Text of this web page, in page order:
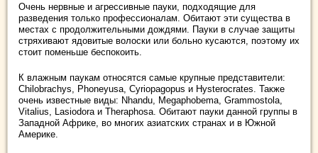
Очень нервные и агрессивные пауки, подходящие для
разведения только профессионалам. Обитают эти существа в
местах с продолжительными дождями. Пауки в случае защиты
стряхивают ядовитые волоски или больно кусаются, поэтому их
стоит поменьше беспокоить.
К влажным паукам относятся самые крупные представители:
Chilobrachys, Phoneyusa, Cyriopagopus и Hysterocrates. Также
очень известные виды: Nhandu, Megaphobema, Grammostola,
Vitalius, Lasiodora и Theraphosa. Обитают пауки данной группы в
Западной Африке, во многих азиатских странах и в Южной
Америке.